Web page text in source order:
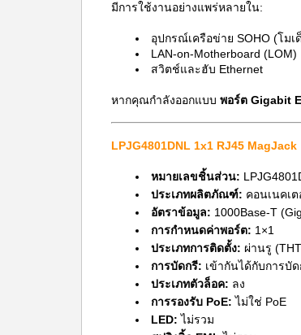
มีการใช้งานอย่างแพร่หลายใน:
อุปกรณ์เครือข่าย SOHO (โมเ
LAN-on-Motherboard (LOM)
สวิตช์และฮับ Ethernet
หากคุณกำลังออกแบบ พอร์ต Gigabit
LPJG4801DNL 1x1​ RJ45 MagJack
หมายเลขชิ้นส่วน:
ประเภทผลิตภัณฑ์: คอนเนคเ
อัตราข้อมูล: 1000Base-T
การกำหนดค่าพอร์ต: 1×1
ประเภทการติดตั้ง: ผ่านรู
การบัดกรี: เข้ากันได้กับการบั
ประเภทตัวล็อค: ลง
การรองรับ PoE: ไม่ใช่ PoE
LED: ไม่รวม